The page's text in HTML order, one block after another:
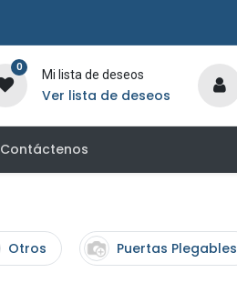
0
Mi lista de deseos
Ver lista de deseos
Contáctenos
Otros Puertas Plegables